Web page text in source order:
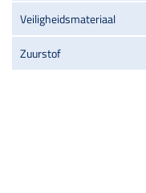
Veiligheidsmateriaal
Zuurstof